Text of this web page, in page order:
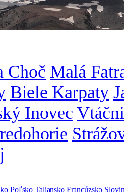
Choč Malá
Biele Karpaty
Inovec
Poľsko Taliansko Francúzsko